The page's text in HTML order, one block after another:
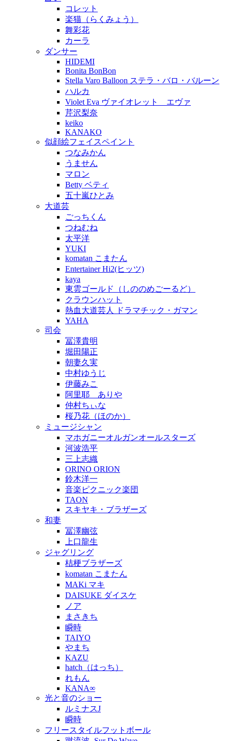
コレット
楽猫（らくみょう）
舞彩花
カーラ
ダンサー
HIDEMI
Bonita BonBon
Stella Varo Balloon ステラ・バロ・バルーン
ハルカ
Violet Eva ヴァイオレット エヴァ
芹沢梨奈
keiko
KANAKO
似顔絵フェイスペイント
つなみかん
うません
マロン
Betty ベティ
五十嵐ひとみ
大道芸
ごっちくん
つねむね
太平洋
YUKI
komatan こまたん
Entertainer Hi2(ヒッツ)
kaya
東雲ゴールド（しののめごーるど）
クラウンハット
熱血大道芸人 ドラマチック・ガマン
YAHA
司会
冨澤貴明
堀田陽正
朝妻久実
中村ゆうじ
伊藤みこ
阿里耶 ありや
仲村ちぃな
桜乃花（ほのか）
ミュージシャン
マホガニーオルガンオールスターズ
河波浩平
三上志織
ORINO ORION
鈴木洋一
音楽ピクニック楽団
TAON
スキヤキ・ブラザーズ
和妻
冨澤幽弦
上口龍生
ジャグリング
桔梗ブラザーズ
komatan こまたん
MAKi マキ
DAISUKE ダイスケ
ノア
まさきち
瞬時
TAIYO
やまち
KAZU
hatch（はっち）
れもん
KANA∞
光と音のショー
ルミナスJ
瞬時
フリースタイルフットボール